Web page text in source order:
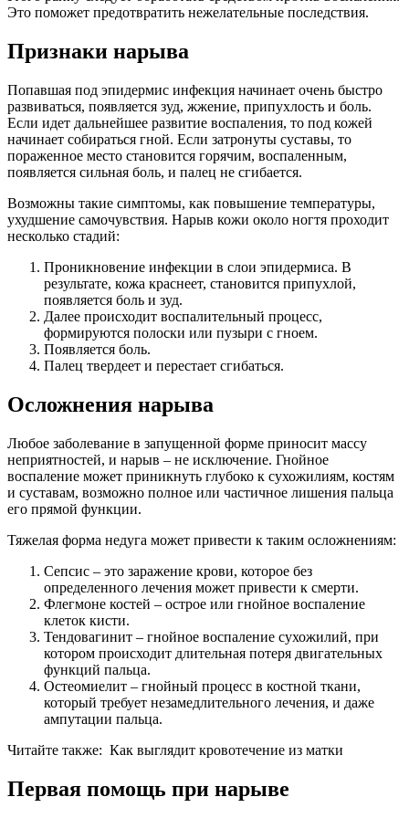
Это поможет предотвратить нежелательные последствия.
Признаки нарыва
Попавшая под эпидермис инфекция начинает очень быстро
развиваться, появляется зуд, жжение, припухлость и боль.
Если идет дальнейшее развитие воспаления, то под кожей
начинает собираться гной. Если затронуты суставы, то
пораженное место становится горячим, воспаленным,
появляется сильная боль, и палец не сгибается.
Возможны такие симптомы, как повышение температуры,
ухудшение самочувствия. Нарыв кожи около ногтя проходит
несколько стадий:
Проникновение инфекции в слои эпидермиса. В
результате, кожа краснеет, становится припухлой,
появляется боль и зуд.
Далее происходит воспалительный процесс,
формируются полоски или пузыри с гноем.
Появляется боль.
Палец твердеет и перестает сгибаться.
Осложнения нарыва
Любое заболевание в запущенной форме приносит массу
неприятностей, и нарыв – не исключение. Гнойное
воспаление может приникнуть глубоко к сухожилиям, костям
и суставам, возможно полное или частичное лишения пальца
его прямой функции.
Тяжелая форма недуга может привести к таким осложнениям:
Сепсис – это заражение крови, которое без
определенного лечения может привести к смерти.
Флегмоне костей – острое или гнойное воспаление
клеток кисти.
Тендовагинит – гнойное воспаление сухожилий, при
котором происходит длительная потеря двигательных
функций пальца.
Остеомиелит – гнойный процесс в костной ткани,
который требует незамедлительного лечения, и даже
ампутации пальца.
Читайте также: Как выглядит кровотечение из матки
Первая помощь при нарыве